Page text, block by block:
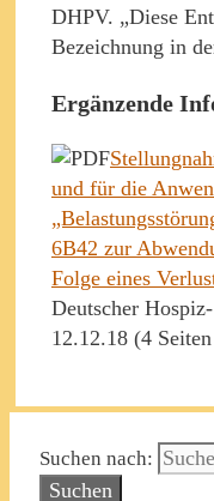
DHPV. „Diese
Bezeichnung in
Ergänzende
und für die
6B42 zur
Folge eines
Deutscher
12.12.18 (4
Suchen nach: